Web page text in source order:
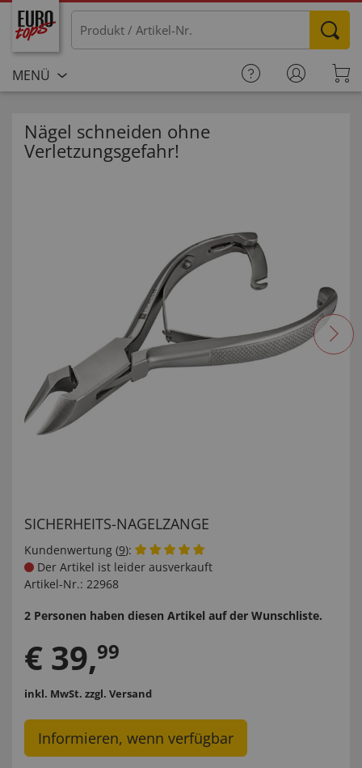
MENÜ
Nägel schneiden ohne
Verletzungsgefahr!
SICHERHEITS-NAGELZANGE
Kundenwertung (9):
Der Artikel ist leider ausverkauft
Artikel-Nr.: 22968
2 Personen haben diesen Artikel auf der Wunschliste.
€ 39,99
inkl. MwSt. zzgl. Versand
Informieren, wenn verfügbar